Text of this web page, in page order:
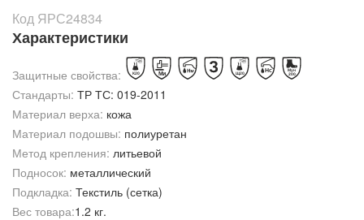
Код ЯРС24834
Характеристики
Защитные свойства:
Стандарты: ТР ТС: 019-2011
Материал верха: кожа
Материал подошвы: полиуретан
Метод крепления: литьевой
Подносок: металлический
Подкладка: Текстиль (сетка)
Вес товара:1.2 кг.